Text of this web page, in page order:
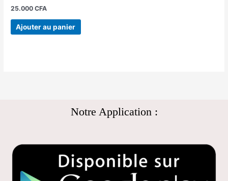
25.000CFA
Ajouter au panier
Notre Application :